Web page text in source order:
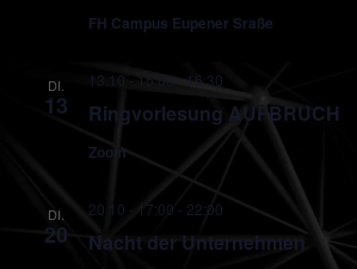
FH Campus Eupener Sraße
DI.
13 Ringvorlesung AUFBRUCH
13.10 - 15:00-16:30
Zoom
DI.
20 Nacht der Unternehmen
20.10 - 17:00 - 22:00